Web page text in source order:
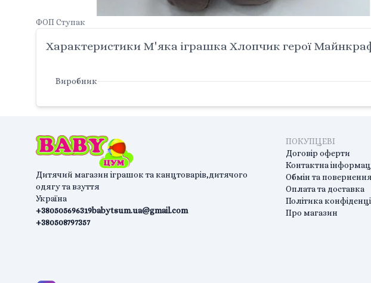
ФОП Ступак
Характеристики М'яка іграшка Хлопчик герої
Виробник
Дитячий магазин іграшок та канцтоварів,дитячого
одягу та взуття
Україна
+380505696319
+380508797357
babytsum.ua@gmail.com
ПОКУПЦЕВІ
Договір оферти
Контактна
Обмін та повернення
Оплата та доставка
Політика
Про магазин